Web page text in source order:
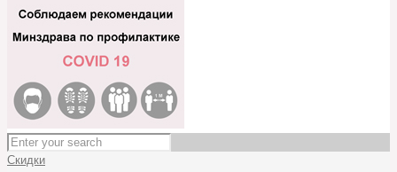
Скидки